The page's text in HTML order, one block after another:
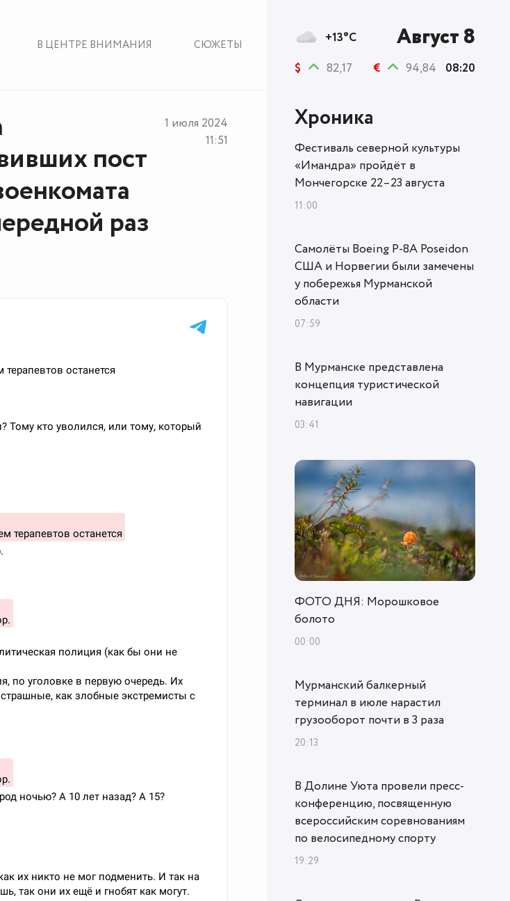
В ЦЕНТРЕ ВНИМАНИЯ СЮЖЕТЫ
пост
раз
1 июля 2024
11:51
+13°C Август 8
$ 82,17 € 94,84 08:20
Хроника
Фестиваль северной культуры
«Имандра» пройдёт в
Мончегорске 22–23 августа
11:00
Самолёты Boeing P-8A Poseidon
США и Норвегии были замечены
у побережья Мурманской
области
07:59
В Мурманске представлена
концепция туристической
навигации
03:41
ФОТО ДНЯ: Морошковое
болото
00:00
Мурманский балкерный
терминал в июле нарастил
грузооборот почти в 3 раза
20:13
В Долине Уюта провели пресс-
конференцию, посвященную
всероссийским соревнованиям
по велосипедному спорту
19:29